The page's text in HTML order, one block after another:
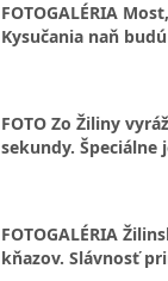
FOTOGALÉRIA
Kysučania naň
FOTO Zo Žiliny
sekundy.
FOTOGALÉRIA
kňazov. Slávnosť